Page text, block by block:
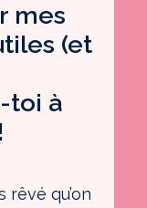
mes
(et
toi à
rêvé qu’on